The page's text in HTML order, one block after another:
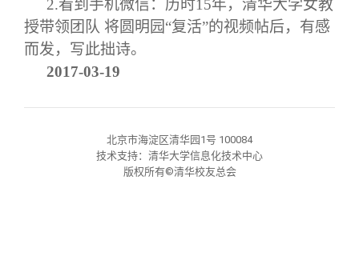
联系我们
2.看到手机微信：历时15年，清华大学女教
授带领团队 将圆明园“复活”的视频帖后，有感
而发，写此拙诗。
2017-03-19
北京市海淀区清华园1号 100084
技术支持：清华大学信息化技术中心
版权所有©清华校友总会